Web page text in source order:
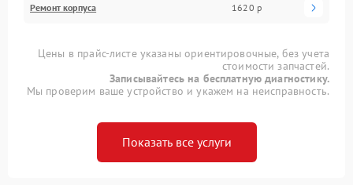
Ремонт корпуса 1620 р
Цены в прайс-листе указаны ориентировочные, без учета
стоимости запчастей.
Записывайтесь на бесплатную диагностику.
Мы проверим ваше устройство и укажем на неисправность.
Показать все услуги